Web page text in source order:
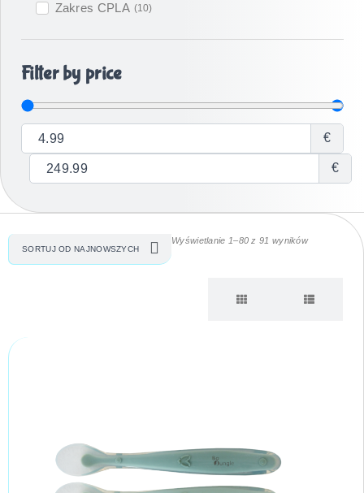
Zakres CPLA (10)
Filter by price
€
€
Wyświetlanie 1–80 z 91 wyników